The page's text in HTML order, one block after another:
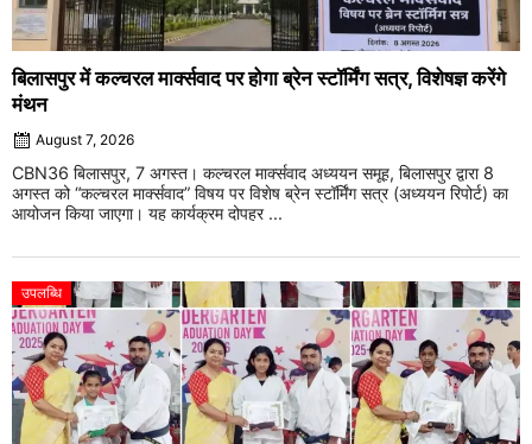
बिलासपुर में कल्चरल मार्क्सवाद पर होगा ब्रेन स्टॉर्मिंग सत्र, विशेषज्ञ करेंगे
मंथन
August 7, 2026
CBN36 बिलासपुर, 7 अगस्त। कल्चरल मार्क्सवाद अध्ययन समूह, बिलासपुर द्वारा 8
अगस्त को “कल्चरल मार्क्सवाद” विषय पर विशेष ब्रेन स्टॉर्मिंग सत्र (अध्ययन रिपोर्ट) का
आयोजन किया जाएगा। यह कार्यक्रम दोपहर ...
उपलब्धि